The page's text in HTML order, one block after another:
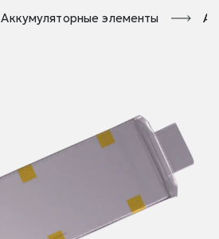
Аккумуляторные элементы